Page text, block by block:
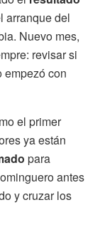
arranque del
Nuevo mes,
revisar si
empezó con
el primer
ya están
para
antes
y cruzar los